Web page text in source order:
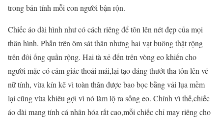
trong bản tính mỗi con người bận rộn.
Chiếc áo dài hình như có cách riêng để tôn lên nét đẹp của mọi
thân hình. Phần trên ôm sát thân nhưng hai vạt buông thật rộng
trên đôi ống quần rộng. Hai tà xẻ đến trên vòng eo khiến cho
người mặc có cảm giác thoải mái,lại tạo dáng thướt tha tôn lên vẻ
nữ tính, vừa kín kẽ vì toàn thân được bao bọc bằng vải lụa mềm
lại cũng vừa khiêu gợi vì nó làm lộ ra sống eo. Chính vì thế,chiếc
áo dài mang tính cá nhân hóa rất cao,mỗi chiếc chỉ may riêng cho